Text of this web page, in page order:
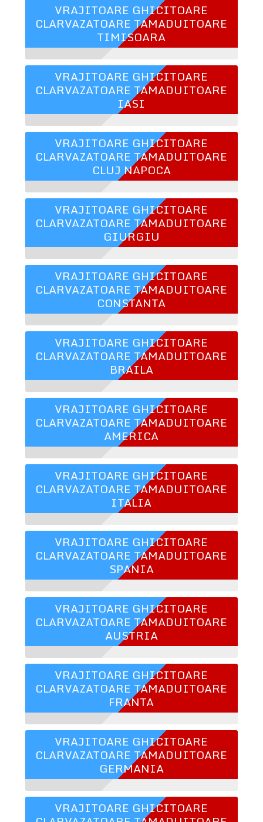
VRAJITOARE GHICITOARE
CLARVAZATOARE TAMADUITOARE
TIMISOARA
VRAJITOARE GHICITOARE
CLARVAZATOARE TAMADUITOARE
IASI
VRAJITOARE GHICITOARE
CLARVAZATOARE TAMADUITOARE
CLUJ NAPOCA
VRAJITOARE GHICITOARE
CLARVAZATOARE TAMADUITOARE
GIURGIU
VRAJITOARE GHICITOARE
CLARVAZATOARE TAMADUITOARE
CONSTANTA
VRAJITOARE GHICITOARE
CLARVAZATOARE TAMADUITOARE
BRAILA
VRAJITOARE GHICITOARE
CLARVAZATOARE TAMADUITOARE
AMERICA
VRAJITOARE GHICITOARE
CLARVAZATOARE TAMADUITOARE
ITALIA
VRAJITOARE GHICITOARE
CLARVAZATOARE TAMADUITOARE
SPANIA
VRAJITOARE GHICITOARE
CLARVAZATOARE TAMADUITOARE
AUSTRIA
VRAJITOARE GHICITOARE
CLARVAZATOARE TAMADUITOARE
FRANTA
VRAJITOARE GHICITOARE
CLARVAZATOARE TAMADUITOARE
GERMANIA
VRAJITOARE GHICITOARE